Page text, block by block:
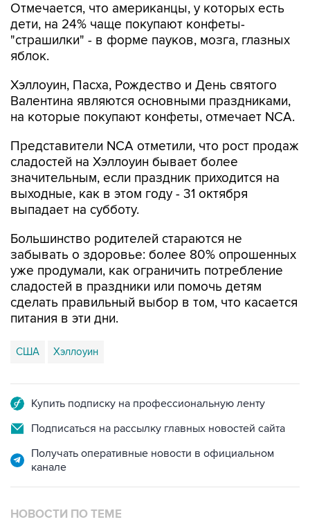
Отмечается, что американцы, у которых есть
дети, на 24% чаще покупают конфеты-
"страшилки" - в форме пауков, мозга, глазных
яблок.
Хэллоуин, Пасха, Рождество и День святого
Валентина являются основными праздниками,
на которые покупают конфеты, отмечает NCA.
Представители NCA отметили, что рост продаж
сладостей на Хэллоуин бывает более
значительным, если праздник приходится на
выходные, как в этом году - 31 октября
выпадает на субботу.
Большинство родителей стараются не
забывать о здоровье: более 80% опрошенных
уже продумали, как ограничить потребление
сладостей в праздники или помочь детям
сделать правильный выбор в том, что касается
питания в эти дни.
США Хэллоуин
Купить подписку на профессиональную ленту
Подписаться на рассылку главных новостей сайта
Получать оперативные новости в официальном
канале
НОВОСТИ ПО ТЕМЕ